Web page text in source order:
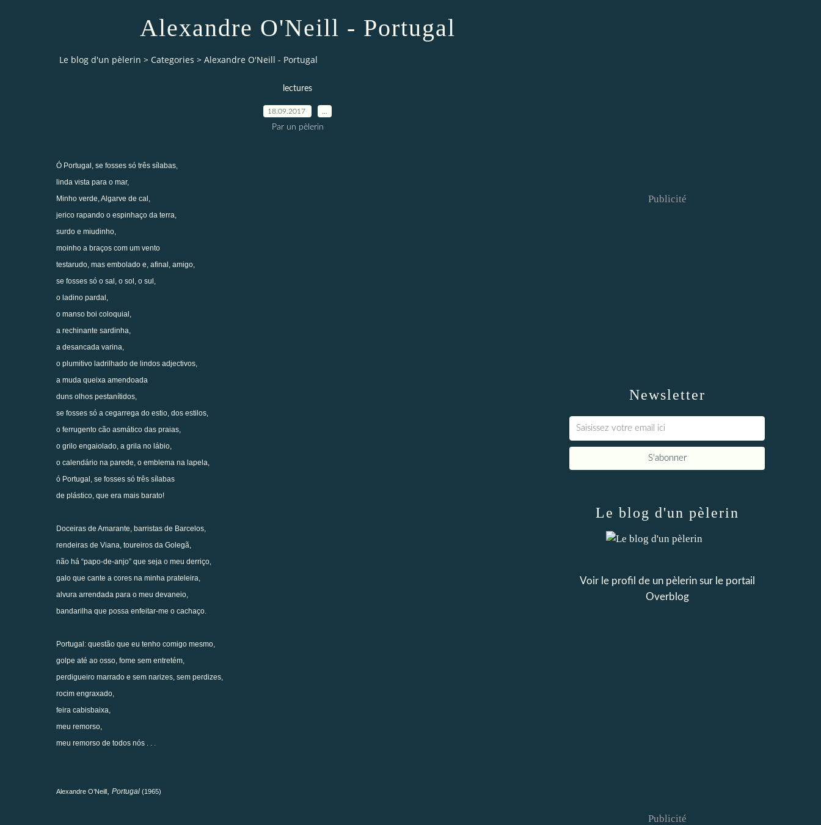
Alexandre O'Neill - Portugal
Le blog d'un pèlerin > Categories > Alexandre O'Neill - Portugal
lectures
18.09.2017
Par un pèlerin
Ó Portugal, se fosses só três sílabas,
linda vista para o mar,
Minho verde, Algarve de cal,
jerico rapando o espinhaço da terra,
surdo e miudinho,
moinho a braços com um vento
testarudo, mas embolado e, afinal, amigo,
se fosses só o sal, o sol, o sul,
o ladino pardal,
o manso boi coloquial,
a rechinante sardinha,
a desancada varina,
o plumitivo ladrilhado de lindos adjectivos,
a muda queixa amendoada
duns olhos pestanítidos,
se fosses só a cegarrega do estio, dos estilos,
o ferrugento cão asmático das praias,
o grilo engaiolado, a grila no lábio,
o calendário na parede, o emblema na lapela,
ó Portugal, se fosses só três sílabas
de plástico, que era mais barato!
Doceiras de Amarante, barristas de Barcelos,
rendeiras de Viana, toureiros da Golegã,
não há “papo-de-anjo” que seja o meu derriço,
galo que cante a cores na minha prateleira,
alvura arrendada para o meu devaneio,
bandarilha que possa enfeitar-me o cachaço.
Portugal: questão que eu tenho comigo mesmo,
golpe até ao osso, fome sem entretém,
perdigueiro marrado e sem narizes, sem perdizes,
rocim engraxado,
feira cabisbaixa,
meu remorso,
meu remorso de todos nós . . .
Alexandre O’Neill Portugal (1965)
Newsletter
Publicité
Le blog d'un pèlerin
Voir le profil de un pèlerinsur le portail
Overblog
Publicité